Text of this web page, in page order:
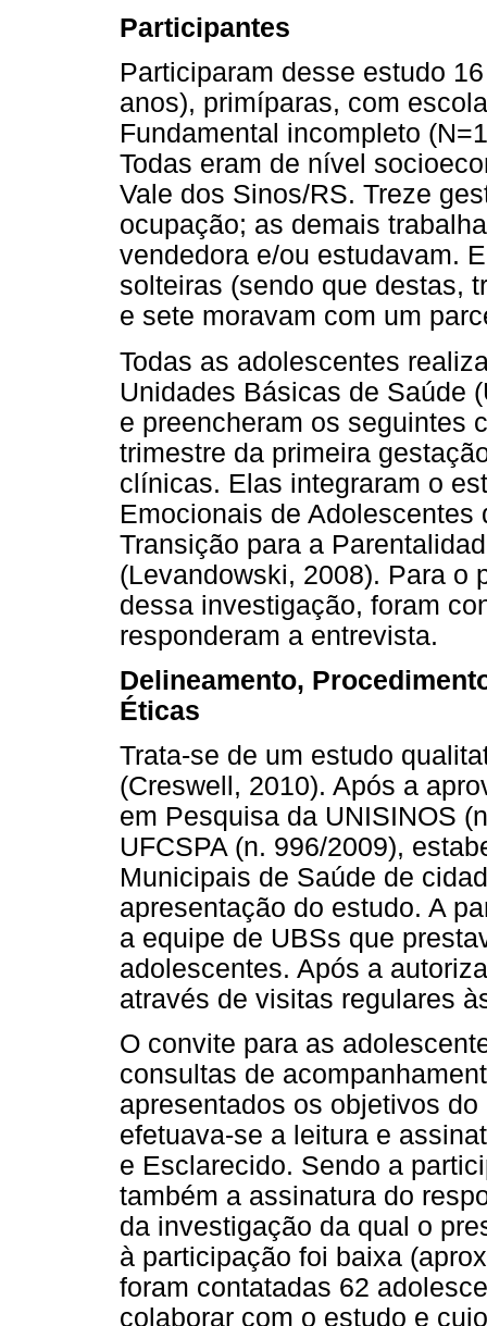
Participantes
Participaram desse estudo
anos), primíparas, com
Fundamental incompleto
Todas eram de nível
Vale dos Sinos/RS. Treze
ocupação; as demais
vendedora e/ou estudavam.
solteiras (sendo que destas,
e sete moravam com um
Todas as adolescentes
Unidades Básicas de Saúde
e preencheram os seguintes
trimestre da primeira
clínicas. Elas integraram o
Emocionais de
Transição para a
(Levandowski, 2008). Para o
dessa investigação, foram
responderam a entrevista.
Delineamento,
Éticas
Trata-se de um estudo
(Creswell, 2010). Após a
em Pesquisa da UNISINOS
UFCSPA (n. 996/2009),
Municipais de Saúde de
apresentação do estudo. A
a equipe de UBSs que
adolescentes. Após a
através de visitas regulares
O convite para as
consultas de
apresentados os objetivos
efetuava-se a leitura e
e Esclarecido. Sendo a
também a assinatura do
da investigação da qual o
à participação foi baixa
foram contatadas 62
colaborar com o estudo e